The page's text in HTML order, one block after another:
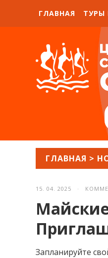
ГЛАВНАЯ ТУРЫ
ГЛАВНАЯ >
15. 04. 2025 ·
Запланируйте